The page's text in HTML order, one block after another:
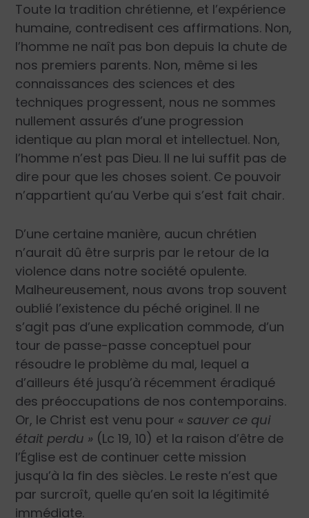
Toute la tradition chrétienne, et l’expérience
humaine, contredisent ces affirmations. Non,
l’homme ne naît pas bon depuis la chute de
nos premiers parents. Non, même si les
connaissances des sciences et des
techniques progressent, nous ne sommes
nullement assurés d’une progression
identique au plan moral et intellectuel. Non,
l’homme n’est pas Dieu. Il ne lui suffit pas de
dire pour que les choses soient. Ce pouvoir
n’appartient qu’au Verbe qui s’est fait chair.
D’une certaine manière, aucun chrétien
n’aurait dû être surpris par le retour de la
violence dans notre société opulente.
Malheureusement, nous avons trop souvent
oublié l’existence du péché originel. Il ne
s’agit pas d’une explication commode, d’un
tour de passe-passe conceptuel pour
résoudre le problème du mal, lequel a
d’ailleurs été jusqu’à récemment éradiqué
des préoccupations de nos contemporains.
Or, le Christ est venu pour « sauver ce qui
était perdu » (Lc 19, 10) et la raison d’être de
l’Église est de continuer cette mission
jusqu’à la fin des siècles. Le reste n’est que
par surcroît, quelle qu’en soit la légitimité
immédiate.